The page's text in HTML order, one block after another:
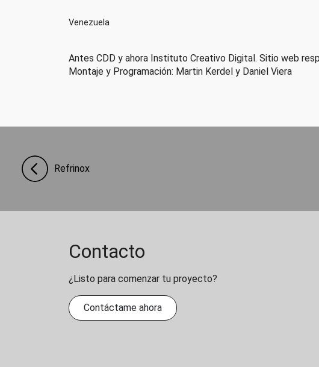
Venezuela
Antes CDD y ahora Instituto Creativo Digital. Sitio web
Montaje y Programación: Martin Kerdel y Daniel Viera
Refrinox
Contacto
¿Listo para comenzar tu proyecto?
Contáctame ahora